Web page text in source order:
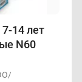
14 лет
N60